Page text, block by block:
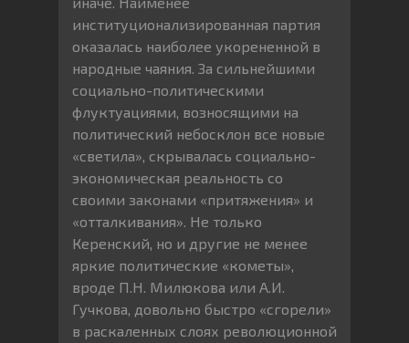
институционализированная партия
оказалась наиболее укорененной в
народные чаяния. За сильнейшими
социально-политическими
флуктуациями, возносящими на
политический небосклон все новые
«светила», скрывалась социально-
экономическая реальность со
своими законами «притяжения» и
«отталкивания». Не только
Керенский, но и другие не менее
яркие политические «кометы»,
вроде П.Н. Милюкова или А.И.
Гучкова, довольно быстро «сгорели»
в раскаленных слоях революционной